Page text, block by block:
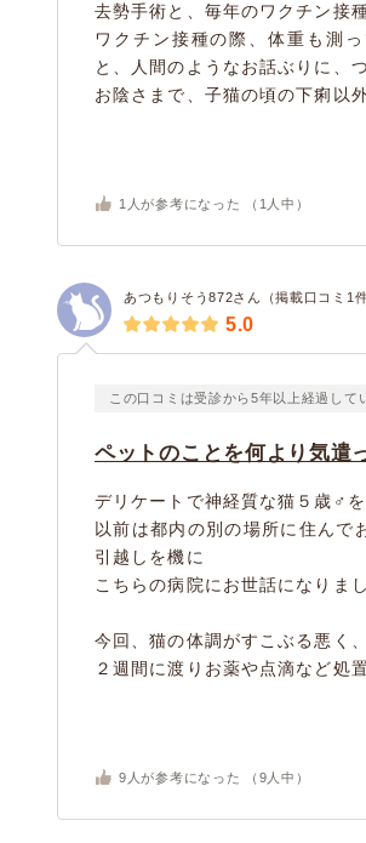
去勢手術と、毎年のワクチン接
ワクチン接種の際、体重も測
と、人間のようなお話ぶりに、
お陰さまで、子猫の頃の下痢以
1 人が参考になった （ 1 人中）
あつもりそう872さん（掲載口コミ1
5.0
この口コミは受診から5年以上経過して
ペットのことを何より気遣
デリケートで神経質な猫５歳♂を
以前は都内の別の場所に住んで
引越しを機に
こちらの病院にお世話になりまし
今回、猫の体調がすこぶる悪く
２週間に渡りお薬や点滴など処
9 人が参考になった （ 9 人中）